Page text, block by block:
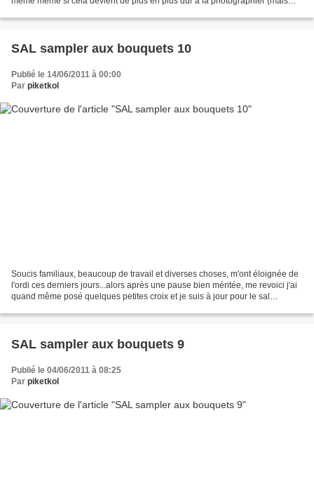
SAL sampler aux bouquets 10
Publié le 14/06/2011 à 00:00
Par piketkol
Soucis familiaux, beaucoup de travail et diverses choses, m'ont éloignée de
l'ordi ces derniers jours...alors après une pause bien méritée, me revoici j'ai
quand même posé quelques petites croix et je suis à jour pour le sal
SAL sampler aux bouquets 9
Publié le 04/06/2011 à 08:25
Par piketkol